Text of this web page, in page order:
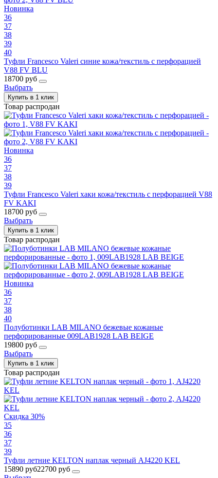
Новинка
36
37
38
39
40
Туфли Francesco Valeri синие кожа/текстиль с перфорацией
V88 FV BLU
18700 руб
Выбрать
Купить в 1 клик
Товар распродан
Новинка
36
37
38
39
Туфли Francesco Valeri хаки кожа/текстиль с перфорацией V88
FV KAKI
18700 руб
Выбрать
Купить в 1 клик
Товар распродан
Новинка
36
37
38
40
Полуботинки LAB MILANO бежевые кожаные
перфорированные 009LAB1928 LAB BEIGE
19800 руб
Выбрать
Купить в 1 клик
Товар распродан
Скидка 30%
35
36
37
39
Туфли летние KELTON наплак черный AJ4220 KEL
15890 руб22700 руб